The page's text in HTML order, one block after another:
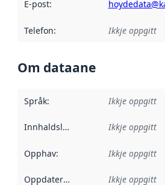
E-post:
Telefon: Ikkje oppgitt
Om dataane
Språk: Ikkje oppgitt
Innhaldsleverandørar :
Ikkje oppgitt
Opphav: Ikkje oppgitt
Oppdateringsfrekvens :
Ikkje oppgitt